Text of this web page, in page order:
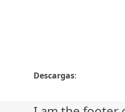
Descargas: